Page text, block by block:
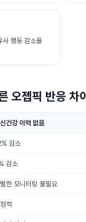
사 행동 감소율
오젭픽 반응 차이
건강 이력 없음
감소
감소
한 모니터링 불필요
적